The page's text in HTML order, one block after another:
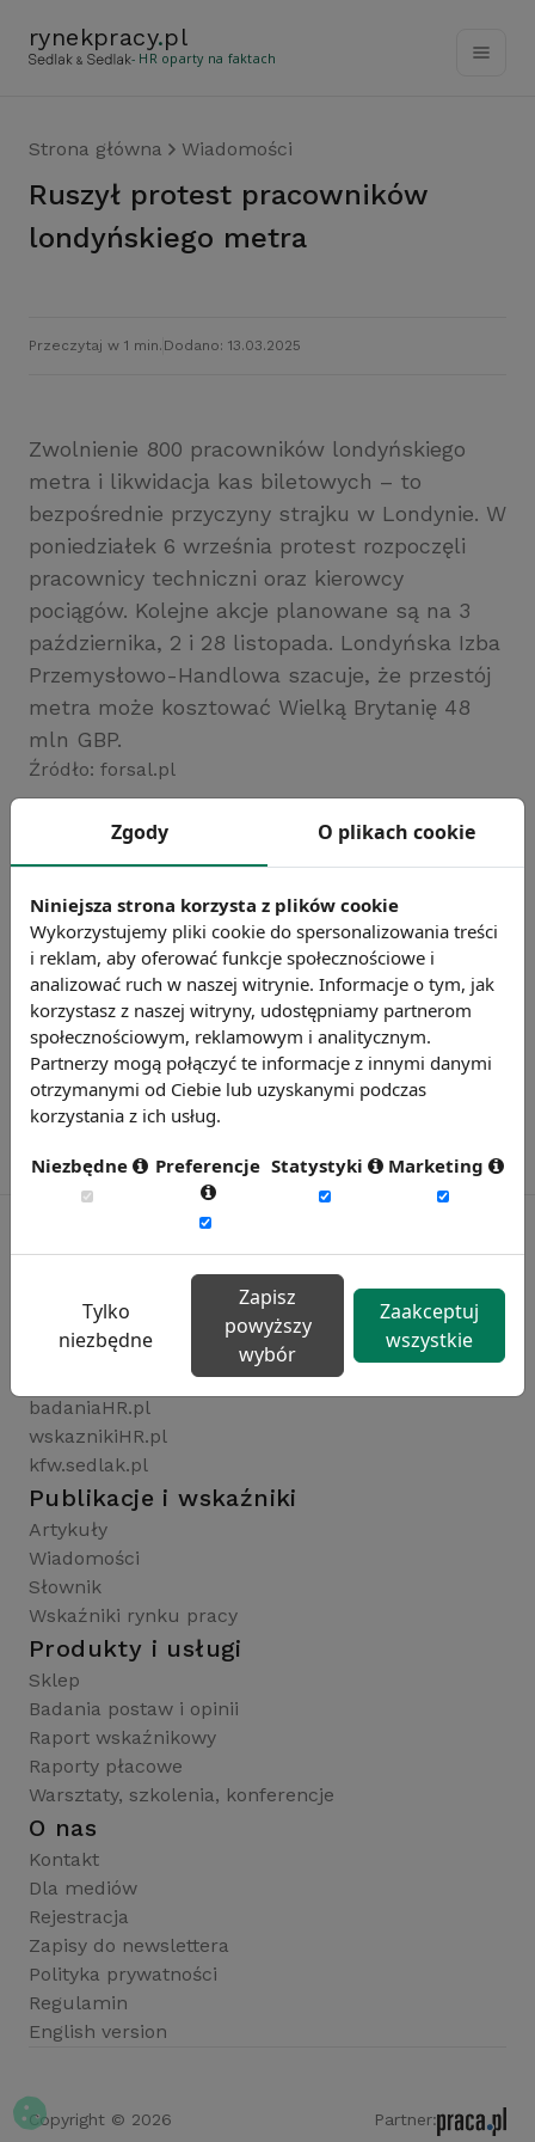
rynekpracy.pl
- HR oparty na faktach
Strona główna Wiadomości
Ruszył protest pracowników
londyńskiego metra
Przeczytaj w 1 min. Dodano: 13.03.2025
Zwolnienie 800 pracowników londyńskiego
metra i likwidacja kas biletowych – to
bezpośrednie przyczyny strajku w Londynie. W
poniedziałek 6 września protest rozpoczęli
pracownicy techniczni oraz kierowcy
pociągów. Kolejne akcje planowane są na 3
października, 2 i 28 listopada. Londyńska Izba
Przemysłowo-Handlowa szacuje, że przestój
metra może kosztować Wielką Brytanię 48
mln GBP.
Źródło: forsal.pl
Zobacz więcej wiadomości
Rynekpracy.pl
sedlak.pl
wynagrodzenia.pl
raportyplacowe.pl
badaniaHR.pl
wskaznikiHR.pl
kfw.sedlak.pl
Publikacje i wskaźniki
Artykuły
Wiadomości
Słownik
Wskaźniki rynku pracy
Produkty i usługi
Sklep
Badania postaw i opinii
Raport wskaźnikowy
Raporty płacowe
Warsztaty, szkolenia, konferencje
O nas
Kontakt
Dla mediów
Rejestracja
Zapisy do newslettera
Polityka prywatności
Regulamin
English version
Copyright © 2026 Partner:
Zgody O plikach cookie
Niniejsza strona korzysta z plików cookie
Wykorzystujemy pliki cookie do spersonalizowania treści
i reklam, aby oferować funkcje społecznościowe i
analizować ruch w naszej witrynie. Informacje o tym, jak
korzystasz z naszej witryny, udostępniamy partnerom
społecznościowym, reklamowym i analitycznym.
Partnerzy mogą połączyć te informacje z innymi danymi
otrzymanymi od Ciebie lub uzyskanymi podczas
korzystania z ich usług.
Niezbędne Preferencje Statystyki Marketing
Tylko
niezbędne
Zapisz
powyższy
wybór
Zaakceptuj
wszystkie